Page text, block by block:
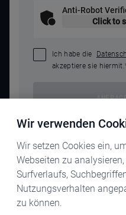
Anti-Robot
Click to
Ich habe die
akzeptiere sie hiermit.
Wir verwenden
Wir setzen Cookies ein,
Webseiten zu
Surfverlaufs,
Nutzungsverhalten
zu können.